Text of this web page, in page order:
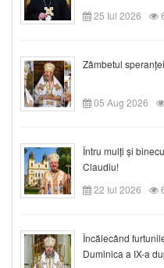
25 Iul 2026
Zâmbetul speranței
05 Aug 2026
Întru mulți și
Claudiu!
22 Iul 2026
Încălecând
Duminica a IX-a